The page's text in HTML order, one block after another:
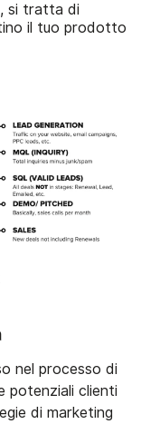
si tratta di
il tuo prodotto
nel processo di
potenziali clienti
di marketing